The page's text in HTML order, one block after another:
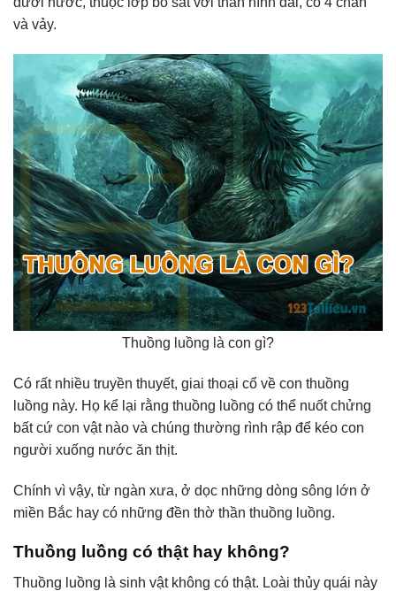
và vảy.
Thuồng luồng là con gì?
Có rất nhiều truyền thuyết, giai thoại cổ về con thuồng
luồng này. Họ kể lại rằng thuồng luồng có thể nuốt chửng
bất cứ con vật nào và chúng thường rình rập để kéo con
người xuống nước ăn thịt.
Chính vì vậy, từ ngàn xưa, ở dọc những dòng sông lớn ở
miền Bắc hay có những đền thờ thần thuồng luồng.
Thuồng luồng có thật hay không?
Thuồng luồng là sinh vật không có thật. Loài thủy quái này